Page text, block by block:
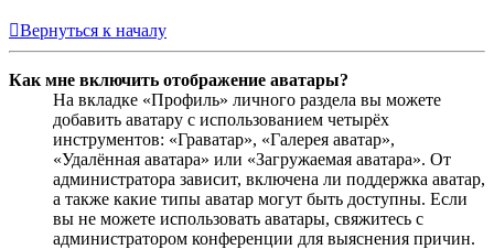
Вернуться к началу
Как мне включить отображение аватары?
На вкладке «Профиль» личного раздела вы можете
добавить аватару с использованием четырёх
инструментов: «Граватар», «Галерея аватар»,
«Удалённая аватара» или «Загружаемая аватара». От
администратора зависит, включена ли поддержка аватар,
а также какие типы аватар могут быть доступны. Если
вы не можете использовать аватары, свяжитесь с
администратором конференции для выяснения причин.